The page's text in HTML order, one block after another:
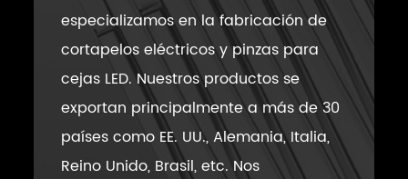
especializamos en la fabricación de
cortapelos eléctricos y pinzas para
cejas LED. Nuestros productos se
exportan principalmente a más de 30
países como EE. UU., Alemania, Italia,
Reino Unido, Brasil, etc. Nos